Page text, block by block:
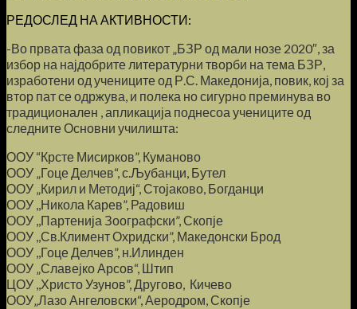
РЕДОСЛЕД НА АКТИВНОСТИ:
-Во првата фаза од повикот „БЗР од мали нозе 2020″, за
избор на најдобрите литературни творби на тема БЗР,
изработени од учениците од Р.С. Македонија, повик, кој за
втор пат се одржува, и полека но сигурно преминува во
традиционален , апликација поднесоа учениците од
следните Основни училишта:
ООУ “Крсте Мисирков”, Куманово
ООУ „Гоце Делчев“, с.Љубанци, Бутел
ООУ „Кирил и Методиј“, Стојаково, Богданци
ООУ ,,Никола Карев”, Радовиш
ООУ ,,Партенија Зоографски”, Скопје
ООУ ,,Св.Климент Охридски”, Македонски Брод
ООУ ,,Гоце Делчев”, н.Илинден
ООУ „Славејко Арсов“, Штип
ЦОУ ,,Христо Узунов”, Другово, Кичево
ООУ„Лазо Ангеловски“, Аеродром, Скопје